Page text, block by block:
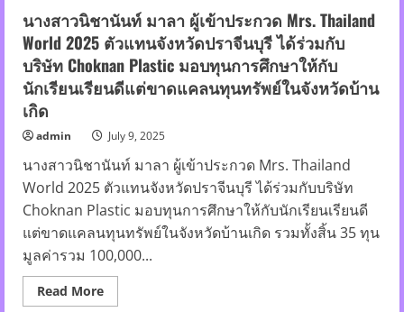
นม
โดย
คน
ไทย
ตัว
ช่วย
มือ
คุณ
แม่
นางสาวนิชานันท์ มาลา ผู้เข้าประกวด Mrs. Thailand
World 2025 ตัวแทนจังหวัดปราจีนบุรี ได้ร่วมกับ
บริษัท Choknan Plastic มอบทุนการศึกษาให้กับ
นักเรียนเรียนดีแต่ขาดแคลนทุนทรัพย์ในจังหวัดบ้าน
เกิด
admin July 9, 2025
นางสาวนิชานันท์ มาลา ผู้เข้าประกวด Mrs. Thailand
World 2025 ตัวแทนจังหวัดปราจีนบุรี ได้ร่วมกับบริษัท
Choknan Plastic มอบทุนการศึกษาให้กับนักเรียนเรียนดี
แต่ขาดแคลนทุนทรัพย์ในจังหวัดบ้านเกิด รวมทั้งสิ้น 35 ทุน
มูลค่ารวม 100,000...
Read MoreRead
more